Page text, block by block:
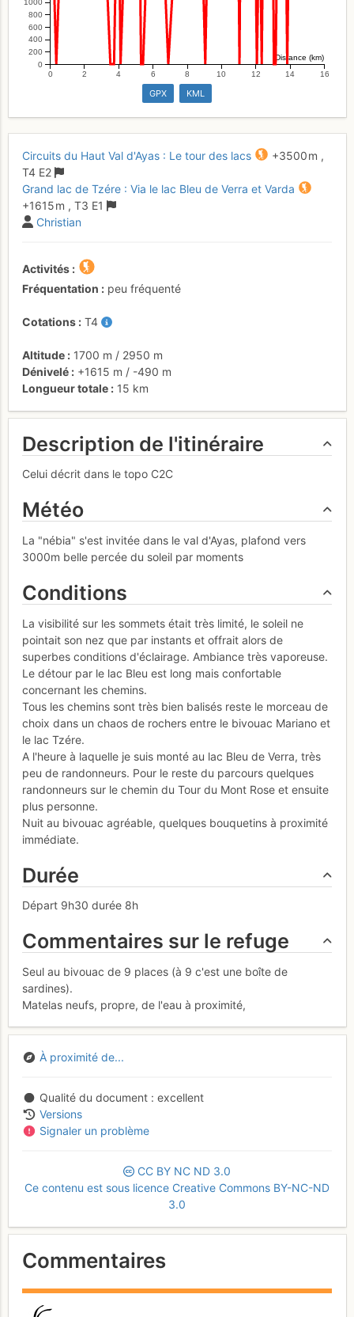
0
200
400
600
800
1000
0 2 4 6 8 10 12 14 16
Distance (km)
GPX KML
Circuits du Haut Val d'Ayas : Le tour des lacs +3500 m ,
T4 E2
Grand lac de Tzére : Via le lac Bleu de Verra et Varda
+1615 m , T3 E1
Christian
Activités
Fréquentation
peu fréquenté
Cotations T4
Altitude 1700 m / 2950 m
Dénivelé
+1615 m / -490 m
Longueur totale
15 km
Description de l'itinéraire
Celui décrit dans le topo C2C
Météo
La "nébia" s'est invitée dans le val d'Ayas, plafond vers
3000m belle percée du soleil par moments
Conditions
La visibilité sur les sommets était très limité, le soleil ne
pointait son nez que par instants et offrait alors de
superbes conditions d'éclairage. Ambiance très vaporeuse.
Le détour par le lac Bleu est long mais confortable
concernant les chemins.
Tous les chemins sont très bien balisés reste le morceau de
choix dans un chaos de rochers entre le bivouac Mariano et
le lac Tzére.
A l'heure à laquelle je suis monté au lac Bleu de Verra, très
peu de randonneurs. Pour le reste du parcours quelques
randonneurs sur le chemin du Tour du Mont Rose et ensuite
plus personne.
Nuit au bivouac agréable, quelques bouquetins à proximité
immédiate.
Durée
Départ 9h30 durée 8h
Commentaires sur le refuge
Seul au bivouac de 9 places (à 9 c'est une boîte de
sardines).
Matelas neufs, propre, de l'eau à proximité,
À proximité de...
Qualité du document
excellent
Versions
Signaler un problème
CC BY NC ND 3.0
Ce contenu est sous licence Creative Commons BY-NC-ND
3.0
Commentaires